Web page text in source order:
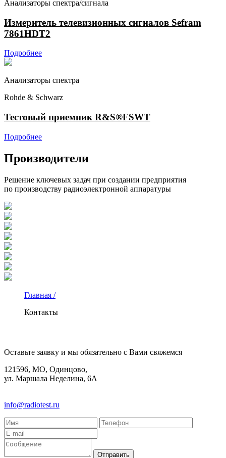
Анализаторы спектра/сигнала
Измеритель телевизионных сигналов Sefram
7861HDT2
Подробнее
Анализаторы спектра
Rohde & Schwarz
Тестовый приемник R&S®FSWT
Подробнее
Производители
Решение ключевых задач при создании предприятия
по производству радиоэлектронной аппаратуры
Главная /
Контакты
Оставьте заявку и мы обязательно с Вами свяжемся
121596, МО, Одинцово,
ул. Маршала Неделина, 6А
info@radiotest.ru